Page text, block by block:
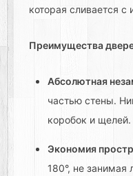
которая сливается с
Преимущества
Абсолютная
частью стены.
коробок и щелей.
Экономия
180°, не занимая